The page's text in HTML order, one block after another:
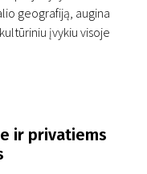
geografiją, augina
įvykiu visoje
ir privatiems